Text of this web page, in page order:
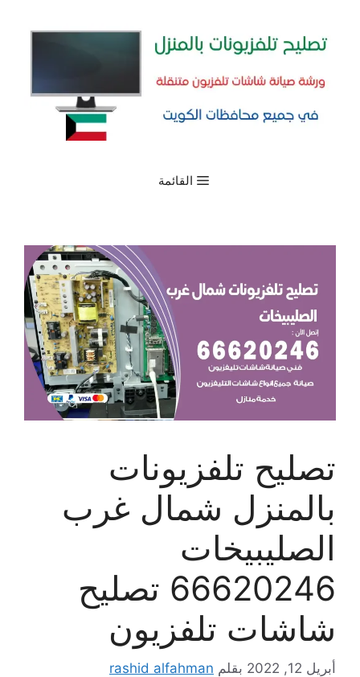
المحتوى
القائمة
تصليح تلفزيونات
بالمنزل شمال غرب
الصليبيخات
66620246 تصليح
شاشات تلفزيون
أبريل 12, 2022 بقلم rashid alfahman